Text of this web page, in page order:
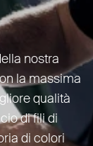
nostra
la massima
qualità
di fili di
di colori